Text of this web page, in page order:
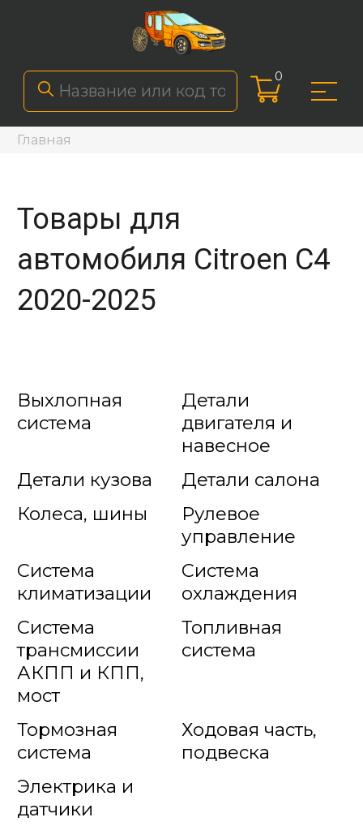
0
Главная
Товары для
автомобиля Citroen C4
2020-2025
Выхлопная
система
Детали
двигателя и
навесное
Детали кузова
Детали салона
Колеса, шины
Рулевое
управление
Система
климатизации
Система
охлаждения
Система
трансмиссии
АКПП и КПП,
мост
Топливная
система
Тормозная
система
Ходовая часть,
подвеска
Электрика и
датчики